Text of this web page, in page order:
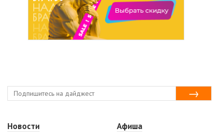
Новости
Афиша